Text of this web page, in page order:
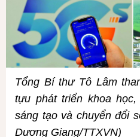
Tổng Bí thư Tô Lâm
tựu phát triển khoa
sáng tạo và chuyển đổi
Dương Giang/TTXVN)